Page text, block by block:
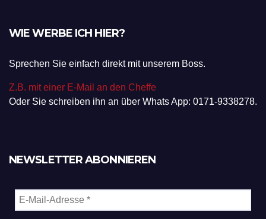
WIE WERBE ICH HIER?
Sprechen Sie einfach direkt mit unserem Boss.
Z.B. mit einer E-Mail an den Cheffe
Oder Sie schreiben ihn an über Whats App: 0171-9338278.
NEWSLETTER ABONNIEREN